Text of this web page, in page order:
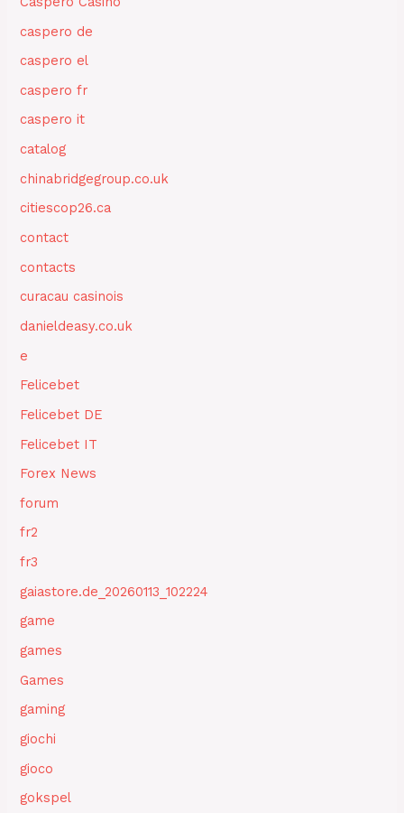
caspero de
caspero el
caspero fr
caspero it
catalog
chinabridgegroup.co.uk
citiescop26.ca
contact
contacts
curacau casinois
danieldeasy.co.uk
e
Felicebet
Felicebet DE
Felicebet IT
Forex News
forum
fr2
fr3
gaiastore.de_20260113_102224
game
games
Games
gaming
giochi
gioco
gokspel